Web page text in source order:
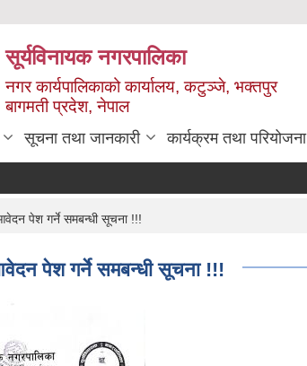
सूर्यविनायक नगरपालिका
नगर कार्यपालिकाको कार्यालय, कटुञ्जे, भक्तपुर
बागमती प्रदेश, नेपाल
सूचना तथा जानकारी कार्यक्रम तथा परियोजना
पेश गर्ने समबन्धी सूचना !!!
पेश गर्ने समबन्धी सूचना !!!